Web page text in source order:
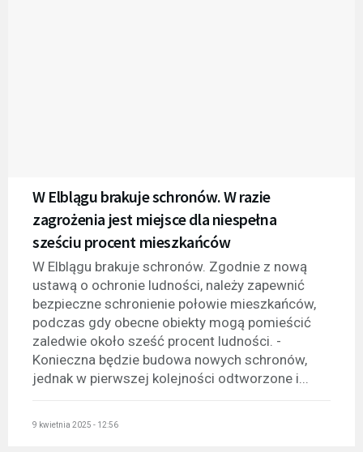
W Elblągu brakuje schronów. W razie
zagrożenia jest miejsce dla niespełna
sześciu procent mieszkańców
W Elblągu brakuje schronów. Zgodnie z nową
ustawą o ochronie ludności, należy zapewnić
bezpieczne schronienie połowie mieszkańców,
podczas gdy obecne obiekty mogą pomieścić
zaledwie około sześć procent ludności. -
Konieczna będzie budowa nowych schronów,
jednak w pierwszej kolejności odtworzone i...
9 kwietnia 2025 - 12:56